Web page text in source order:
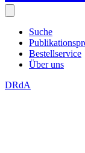
Suche
Bestellservice
Über uns
DRdA